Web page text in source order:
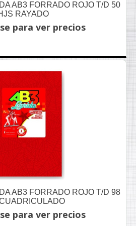
AB3 FORRADO ROJO T/D 50
RAYADO
para ver precios
AB3 FORRADO ROJO T/D 98
para ver precios